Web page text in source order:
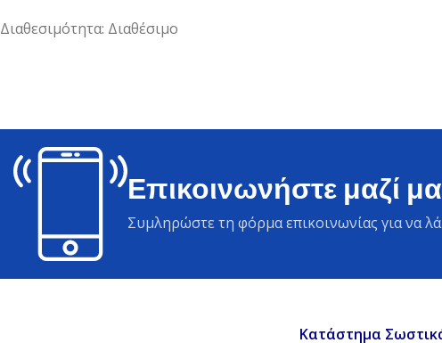
Διαθεσιμότητα: Διαθέσιμο
Επικοινωνήστε μαζί
Συμληρώστε τη φόρμα επικοινωνίας για να
Κατάστημα